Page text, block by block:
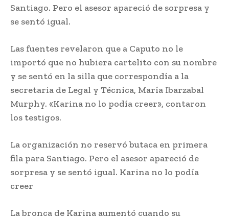
Santiago. Pero el asesor apareció de sorpresa y
se sentó igual.
Las fuentes revelaron que a Caputo no le
importó que no hubiera cartelito con su nombre
y se sentó en la silla que correspondía a la
secretaria de Legal y Técnica, María Ibarzabal
Murphy. «Karina no lo podía creer», contaron
los testigos.
La organización no reservó butaca en primera
fila para Santiago. Pero el asesor apareció de
sorpresa y se sentó igual. Karina no lo podía
creer
La bronca de Karina aumentó cuando su